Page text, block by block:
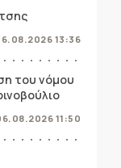
13:36
του νόμου
11:50